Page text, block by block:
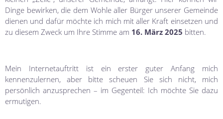
Dinge bewirken, die dem Wohle aller Bürger unserer Gemeinde
dienen und dafür möchte ich mich mit aller Kraft einsetzen und
zu diesem Zweck um Ihre Stimme am 16. März 2025 bitten.
Mein Internetauftritt ist ein erster guter Anfang mich
kennenzulernen, aber bitte scheuen Sie sich nicht, mich
persönlich anzusprechen – im Gegenteil: Ich möchte Sie dazu
ermutigen.